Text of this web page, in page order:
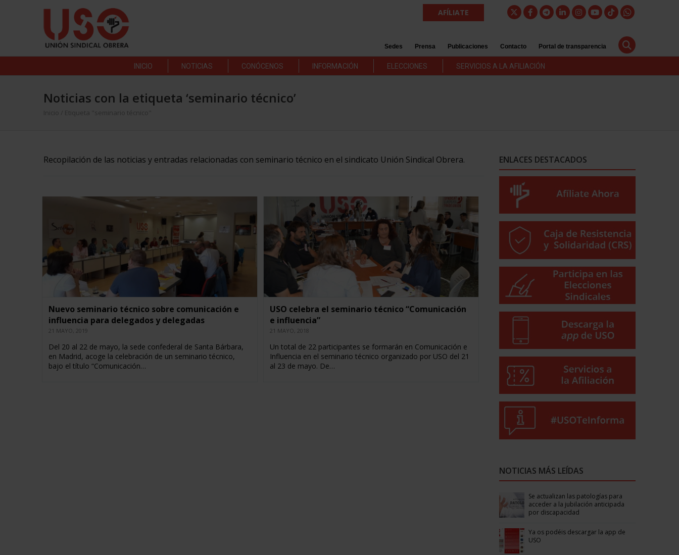
AFÍLIATE
Sedes Prensa Publicaciones Contacto Portal de transparencia
INICIO NOTICIAS CONÓCENOS INFORMACIÓN ELECCIONES SERVICIOS A LA AFILIACIÓN
Noticias con la etiqueta ‘seminario técnico’
Inicio Etiqueta "seminario técnico"
Recopilación de las noticias y entradas relacionadas con seminario técnico en el sindicato Unión Sindical Obrera.
Nuevo seminario técnico sobre comunicación e
influencia para delegados y delegadas
21 MAYO, 2019
Del 20 al 22 de mayo, la sede confederal de Santa Bárbara,
en Madrid, acoge la celebración de un seminario técnico,
bajo el título “Comunicación…
USO celebra el seminario técnico “Comunicación
e influencia”
21 MAYO, 2018
Un total de 22 participantes se formarán en Comunicación e
Influencia en el seminario técnico organizado por USO del 21
al 23 de mayo. De…
ENLACES DESTACADOS
NOTICIAS MÁS LEÍDAS
Se actualizan las patologías para
acceder a la jubilación anticipada
por discapacidad
Ya os podéis descargar la app de
USO